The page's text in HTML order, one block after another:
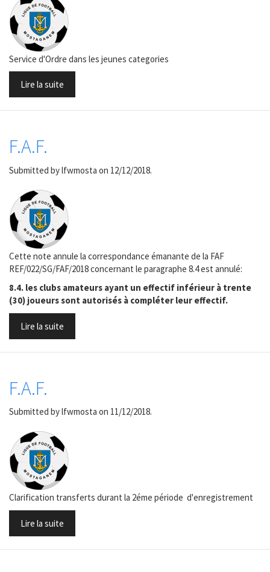
Service d'Ordre dans les jeunes categories
Lire la suite
F.A.F.
Submitted bylfwmosta on 12/12/2018.
Cette note annule la correspondance émanante de la FAF
REF/022/SG/FAF/2018 concernant le paragraphe 8.4 est annulé:
8.4. les clubs amateurs ayant un effectif inférieur à trente
(30) joueurs sont autorisés à compléter leur effectif.
Lire la suite
F.A.F.
Submitted bylfwmosta on 11/12/2018.
Clarification transferts durant la 2éme période d'enregistrement
Lire la suite